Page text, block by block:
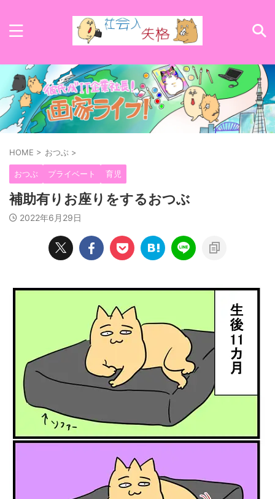
HOME > おつぶ >
おつぶ プライベート 育児
補助有りお座りをするおつぶ
2022年6月29日